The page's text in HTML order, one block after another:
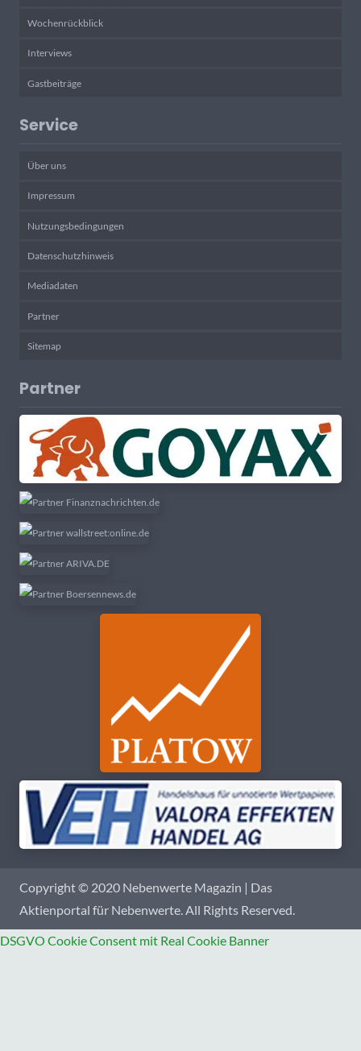
Wochenrückblick
Interviews
Gastbeiträge
Service
Über uns
Impressum
Nutzungsbedingungen
Datenschutzhinweis
Mediadaten
Partner
Sitemap
Partner
Copyright © 2020 Nebenwerte Magazin | Das
Aktienportal für Nebenwerte. All Rights Reserved.
DSGVO Cookie Consent mit Real Cookie Banner